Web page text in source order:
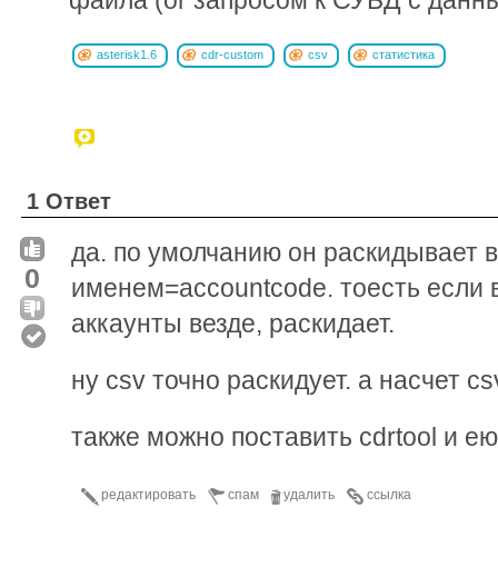
asterisk1.6 cdr-custom csv статистика
1 Ответ
0
да. по умолчанию он раскидывает
именем=accountcode. тоесть если
аккаунты везде, раскидает.
ну csv точно раскидует. а насчет
также можно поставить cdrtool и
ссылка
удалить
спам
редактировать